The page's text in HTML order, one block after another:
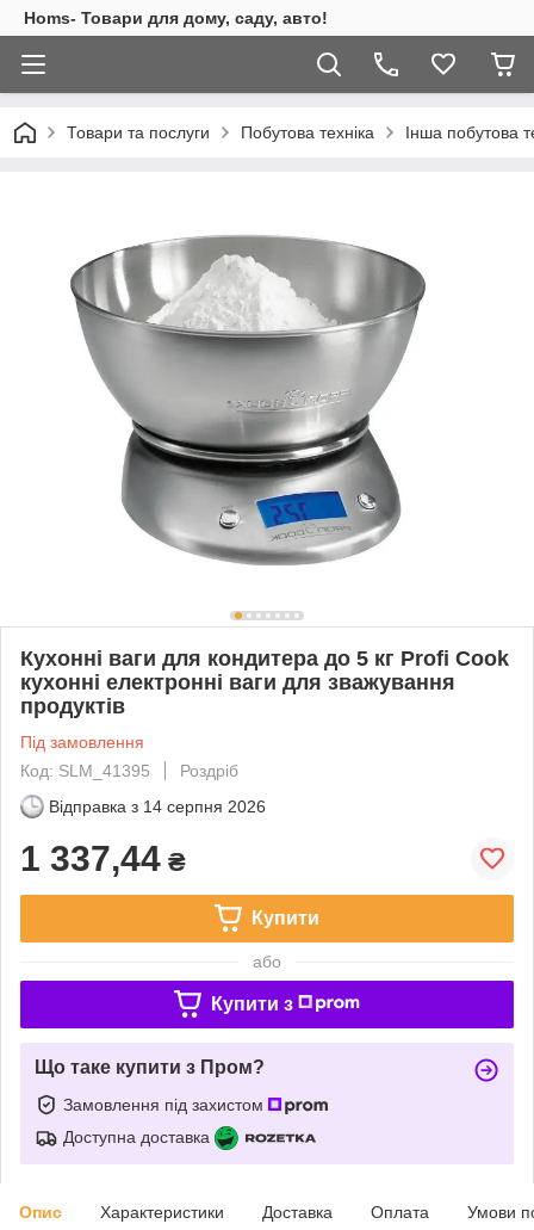
Homs- Товари для дому, саду, авто!
Товари та послуги Побутова техніка Інша побутова
Кухонні ваги для кондитера до 5 кг Profi Cook
кухонні електронні ваги для зважування
продуктів
Під замовлення
Код: SLM_41395
Роздріб
Відправка з 14 серпня 2026
1 337,44 ₴
Купити
або
Купити з
Що таке купити з Пром?
Замовлення під захистом
Доступна доставка
Опис Характеристики Доставка Оплата Умови